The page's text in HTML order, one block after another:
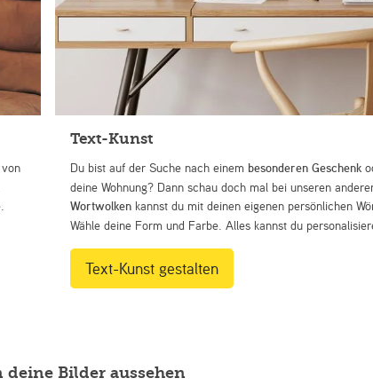
von
Text-Kunst
Du bist auf der Suche nach einem besonderen Geschenk
deine Wohnung? Dann schau doch mal bei unseren
Wortwolken kannst du mit deinen eigenen persönlichen
Wähle deine Form und Farbe. Alles kannst du
Text-Kunst gestalten
deine Bilder aussehen